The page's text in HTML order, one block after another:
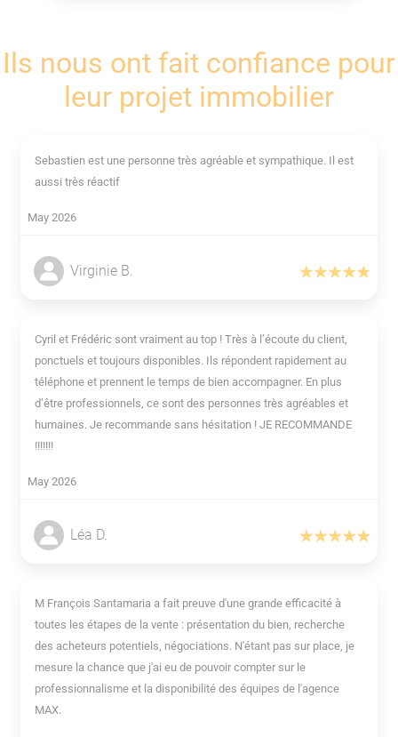
Ils nous ont fait confiance pour
leur projet immobilier
Sebastien est une personne très agréable et sympathique. Il est
aussi très réactif
May 2026
Virginie B.
Cyril et Frédéric sont vraiment au top ! Très à l’écoute du client,
ponctuels et toujours disponibles. Ils répondent rapidement au
téléphone et prennent le temps de bien accompagner. En plus
d’être professionnels, ce sont des personnes très agréables et
humaines. Je recommande sans hésitation ! JE RECOMMANDE
!!!!!!!
May 2026
Léa D.
M François Santamaria a fait preuve d'une grande efficacité à
toutes les étapes de la vente : présentation du bien, recherche
des acheteurs potentiels, négociations. N'étant pas sur place, je
mesure la chance que j'ai eu de pouvoir compter sur le
professionnalisme et la disponibilité des équipes de l'agence
MAX.